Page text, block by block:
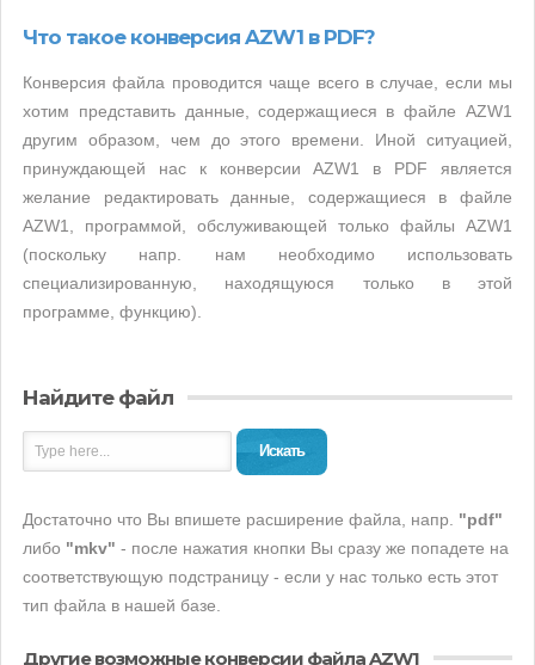
Что такое конверсия AZW1 в PDF?
Конверсия файла проводится чаще всего в случае, если мы
хотим представить данные, содержащиеся в файле AZW1
другим образом, чем до этого времени. Иной ситуацией,
принуждающей нас к конверсии AZW1 в PDF является
желание редактировать данные, содержащиеся в файле
AZW1, программой, обслуживающей только файлы AZW1
(поскольку напр. нам необходимо использовать
специализированную, находящуюся только в этой
программе, функцию).
Найдите файл
Искать
Достаточно что Вы впишете расширение файла, напр. "pdf"
либо "mkv" - после нажатия кнопки Вы сразу же попадете на
соответствующую подстраницу - если у нас только есть этот
тип файла в нашей базе.
Другие возможные конверсии файла AZW1